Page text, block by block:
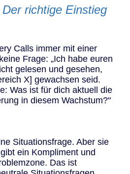
richtige Einstieg
Calls immer mit einer
Frage: „Ich habe euren
gelesen und gesehen,
X] gewachsen seid.
Was ist für dich aktuell die
in diesem Wachstum?"
Situationsfrage. Aber sie
ein Kompliment und
Das ist